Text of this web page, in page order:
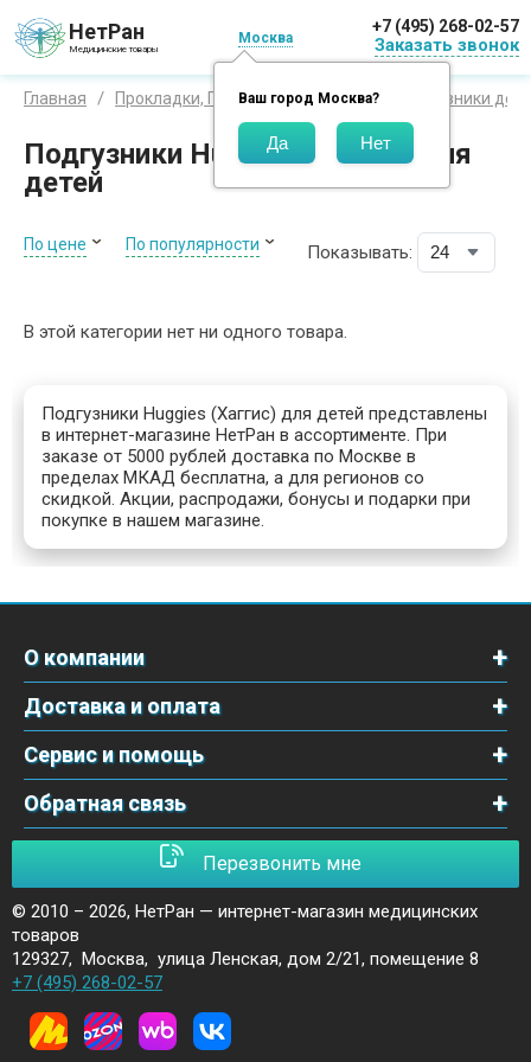
НетРан
Медицинские товары
Москва
Ваш город Москва?
+7 (495) 268-02-57
Заказать звонок
Главная Прокладки, Пеленки, Подгузники Подгузники
Подгузники Huggies (Хаггис) для
детей
По цене По популярности Показывать:
В этой категории нет ни одного товара.
Подгузники Huggies (Хаггис) для детей представлены
в интернет-магазине НетРан в ассортименте. При
заказе от 5000 рублей доставка по Москве в
пределах МКАД бесплатна, а для регионов со
скидкой. Акции, распродажи, бонусы и подарки при
покупке в нашем магазине.
О компании
Доставка и оплата
Сервис и помощь
Обратная связь
Перезвонить мне
© 2010 – 2026, НетРан — интернет-магазин медицинских
товаров
129327, Москва, улица Ленская, дом 2/21, помещение 8
+7 (495) 268-02-57